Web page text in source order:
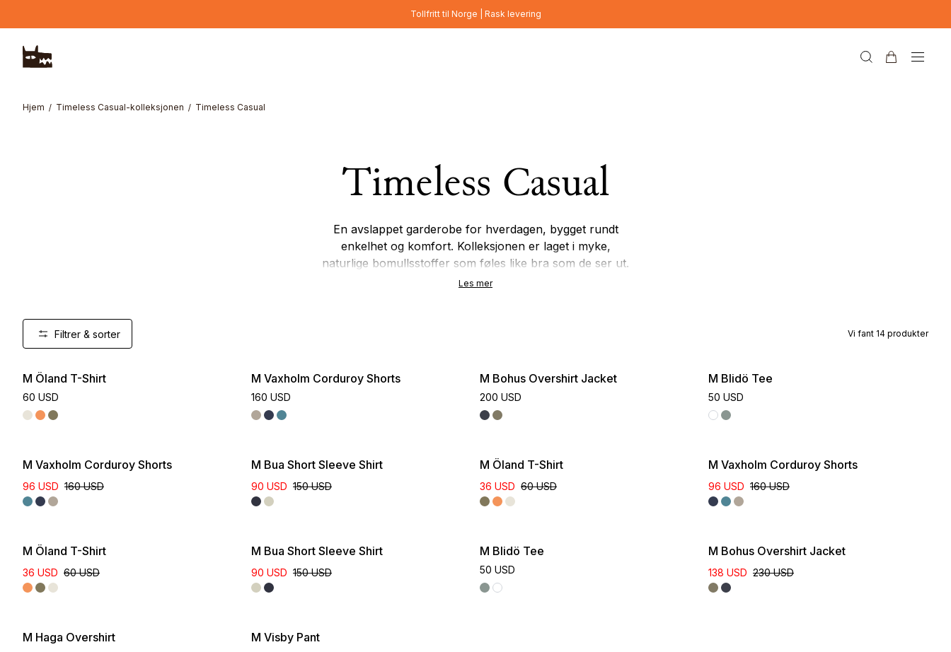
Tollfritt til Norge | Rask levering
Hjem Timeless Casual-kolleksjonen Timeless Casual
Timeless Casual
En avslappet garderobe for hverdagen, bygget rundt
enkelhet og komfort. Kolleksjonen er laget i myke,
naturlige bomullsstoffer som føles like bra som de ser ut.
Med rene silhuetter og gjennomtenkte detaljer er plaggene
Les mer
Filtrer & sorter Vi fant 14 produkter
M Öland T-Shirt
60 USD
M Vaxholm Corduroy Shorts
160 USD
M Bohus Overshirt Jacket
200 USD
M Blidö Tee
50 USD
M Vaxholm Corduroy Shorts
96 USD 160 USD
M Bua Short Sleeve Shirt
90 USD 150 USD
M Öland T-Shirt
36 USD 60 USD
M Vaxholm Corduroy Shorts
96 USD 160 USD
M Öland T-Shirt
36 USD 60 USD
M Bua Short Sleeve Shirt
90 USD 150 USD
M Blidö Tee
50 USD
M Bohus Overshirt Jacket
138 USD 230 USD
M Haga Overshirt M Visby Pant